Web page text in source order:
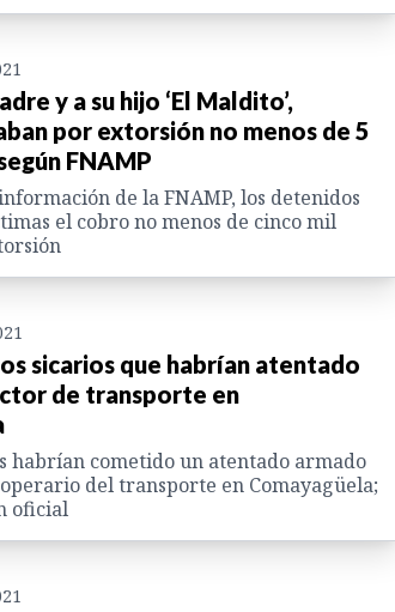
y a su hijo ‘El Maldito’,
por extorsión no menos de 5
FNAMP
de la FNAMP, los detenidos
el cobro no menos de cinco mil
sicarios que habrían atentado
de transporte en
habrían cometido un atentado armado
del transporte en Comayagüela;
oficial